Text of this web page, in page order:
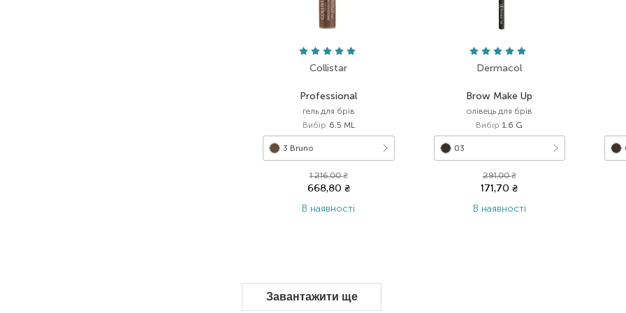
Collistar
Professional
гель для брів
Вибір 6.5 ML
3 Bruno
1 216,00₴
668,80 ₴
В наявності
Dermacol
Brow Make Up
олівець для брів
Вибір 1.6 G
03
291,00₴
171,70₴
В наявності
Завантажити ще